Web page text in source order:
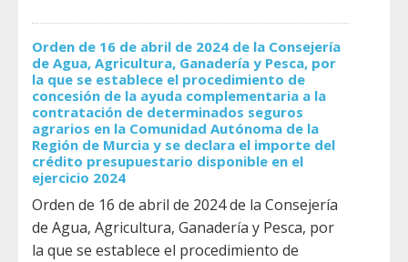
Orden de 16 de abril de 2024 de la Consejería
de Agua, Agricultura, Ganadería y Pesca, por
la que se establece el procedimiento de
concesión de la ayuda complementaria a la
contratación de determinados seguros
agrarios en la Comunidad Autónoma de la
Región de Murcia y se declara el importe del
crédito presupuestario disponible en el
ejercicio 2024
Orden de 16 de abril de 2024 de la Consejería
de Agua, Agricultura, Ganadería y Pesca, por
la que se establece el procedimiento de